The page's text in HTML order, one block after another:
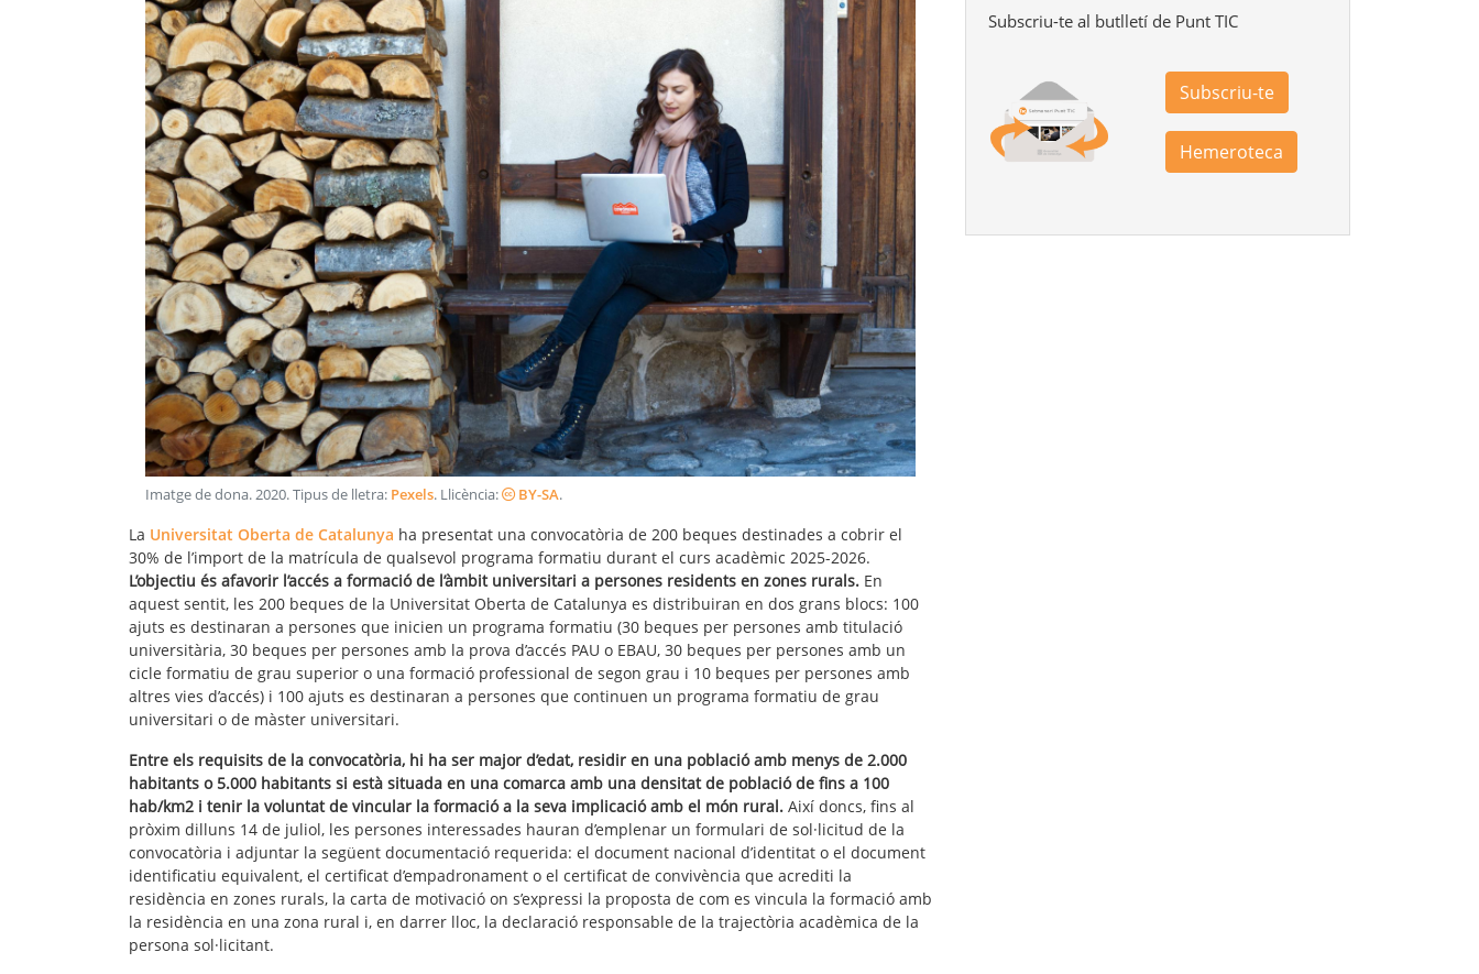
Imatge de dona.2020. Tipus de lletra: Pexels. Llicència: BY-SA.
La Universitat Oberta de Catalunya ha presentat una convocatòria de 200 beques destinades a cobrir el
30% de l’import de la matrícula de qualsevol programa formatiu durant el curs acadèmic 2025-2026.
L’objectiu és afavorir l’accés a formació de l’àmbit universitari a persones residents en zones rurals. En
aquest sentit, les 200 beques de la Universitat Oberta de Catalunya es distribuiran en dos grans blocs: 100
ajuts es destinaran a persones que inicien un programa formatiu (30 beques per persones amb titulació
universitària, 30 beques per persones amb la prova d’accés PAU o EBAU, 30 beques per persones amb un
cicle formatiu de grau superior o una formació professional de segon grau i 10 beques per persones amb
altres vies d’accés) i 100 ajuts es destinaran a persones que continuen un programa formatiu de grau
universitari o de màster universitari.
Entre els requisits de la convocatòria, hi ha ser major d’edat, residir en una població amb menys de 2.000
habitants o 5.000 habitants si està situada en una comarca amb una densitat de població de fins a 100
hab/km2 i tenir la voluntat de vincular la formació a la seva implicació amb el món rural. Així doncs, fins al
pròxim dilluns 14 de juliol, les persones interessades hauran d’emplenar un formulari de sol·licitud de la
convocatòria i adjuntar la següent documentació requerida: el document nacional d’identitat o el document
identificatiu equivalent, el certificat d’empadronament o el certificat de convivència que acrediti la
residència en zones rurals, la carta de motivació on s’expressi la proposta de com es vincula la formació amb
la residència en una zona rural i, en darrer lloc, la declaració responsable de la trajectòria acadèmica de la
persona sol·licitant.
Subscriu-te al butlletí de Punt TIC
Subscriu-te
Hemeroteca